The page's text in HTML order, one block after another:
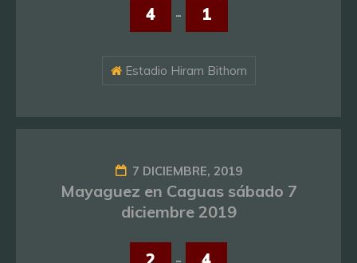
4 - 1
Estadio Hiram Bithorn
7 DICIEMBRE, 2019
Mayaguez en Caguas sábado 7
diciembre 2019